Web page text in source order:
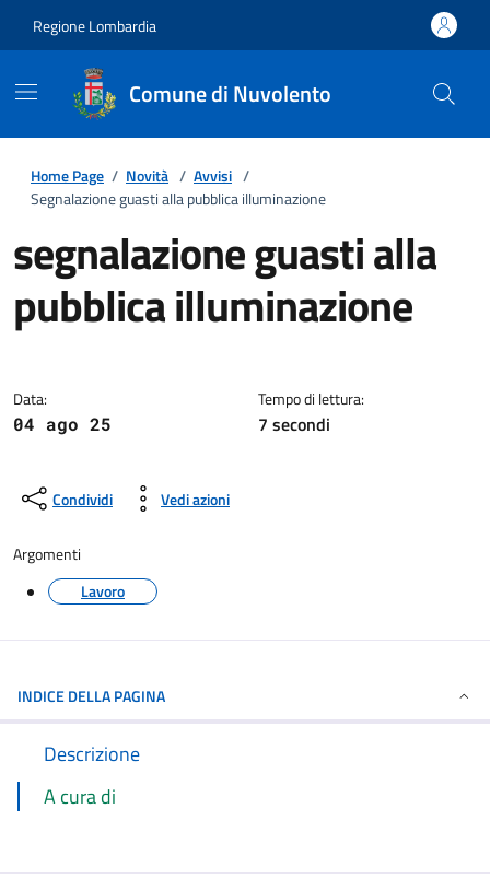
Regione Lombardia
Comune di Nuvolento
Home Page / Novità / Avvisi /
Segnalazione guasti alla pubblica illuminazione
segnalazione guasti alla
pubblica illuminazione
Data:
04 ago 25
Tempo di lettura:
7 secondi
Condividi Vedi azioni
Argomenti
Lavoro
INDICE DELLA PAGINA
Descrizione
A cura di